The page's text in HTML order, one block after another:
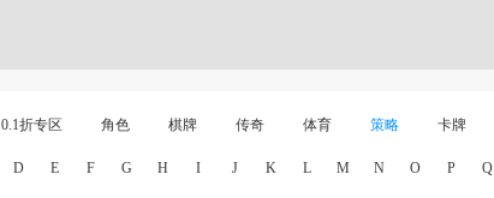
0.1折专区 角色 棋牌 传奇 体育 策略 卡牌
D E F G H I J K L M N O P Q